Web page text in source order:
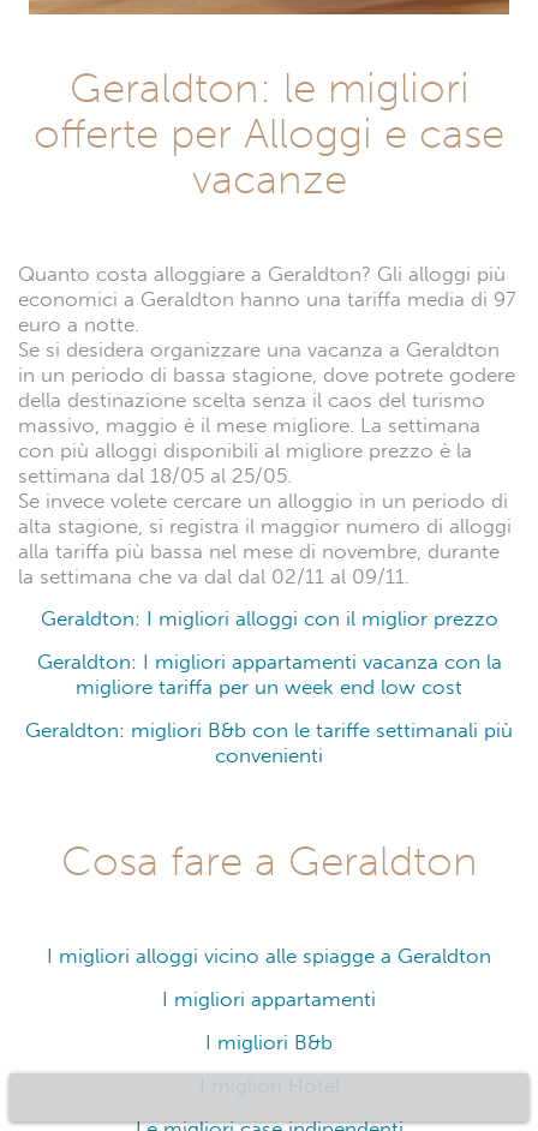
Geraldton: le migliori
offerte per Alloggi e case
vacanze
Quanto costa alloggiare a Geraldton? Gli alloggi più
economici a Geraldton hanno una tariffa media di 97
euro a notte.
Se si desidera organizzare una vacanza a Geraldton
in un periodo di bassa stagione, dove potrete godere
della destinazione scelta senza il caos del turismo
massivo, maggio è il mese migliore. La settimana
con più alloggi disponibili al migliore prezzo è la
settimana dal 18/05 al 25/05.
Se invece volete cercare un alloggio in un periodo di
alta stagione, si registra il maggior numero di alloggi
alla tariffa più bassa nel mese di novembre, durante
la settimana che va dal dal 02/11 al 09/11.
Geraldton: I migliori alloggi con il miglior prezzo
Geraldton: I migliori appartamenti vacanza con la
migliore tariffa per un week end low cost
Geraldton: migliori B&b con le tariffe settimanali più
convenienti
Cosa fare a Geraldton
I migliori alloggi vicino alle spiagge a Geraldton
I migliori appartamenti
I migliori B&b
I migliori Hotel